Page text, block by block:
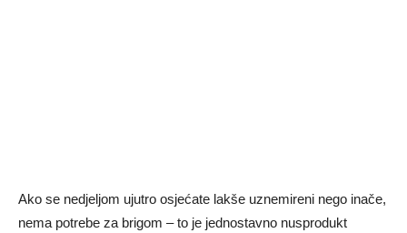
Ako se nedjeljom ujutro osjećate lakše uznemireni nego inače,
nema potrebe za brigom – to je jednostavno nusprodukt